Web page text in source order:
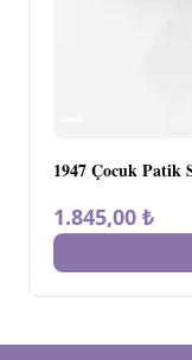
1947 Çocuk Patik
1.845,00 ₺